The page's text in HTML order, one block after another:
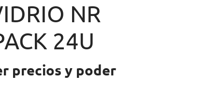
NR
24U
precios y poder